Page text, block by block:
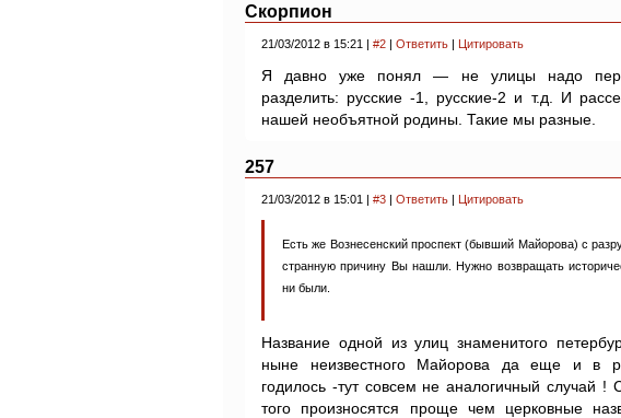
Скорпион
21/03/2012 в 15:21 | #2 | Ответить | Цитировать
Я давно уже понял — не улицы надо
разделить: русские -1, русские-2 и т.д. И
нашей необъятной родины. Такие мы разные.
257
21/03/2012 в 15:01 | #3 | Ответить | Цитировать
Есть же Вознесенский проспект (бывший Майорова) с
странную причину Вы нашли. Нужно возвращать
ни были.
Название одной из улиц знаменитого
ныне неизвестного Майорова да еще и в
годилось -тут совсем не аналогичный случай !
того произносятся проще чем церковные